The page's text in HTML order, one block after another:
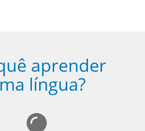
aprender
língua?